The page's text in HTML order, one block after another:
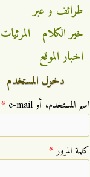
طرائف و عبر
خير الكلام
المرئيات
اخبار الموقع
دخول المستخدم
‏اسم المستخدم، أو e-mail ‏ *
‏كلمة المرور ‏*